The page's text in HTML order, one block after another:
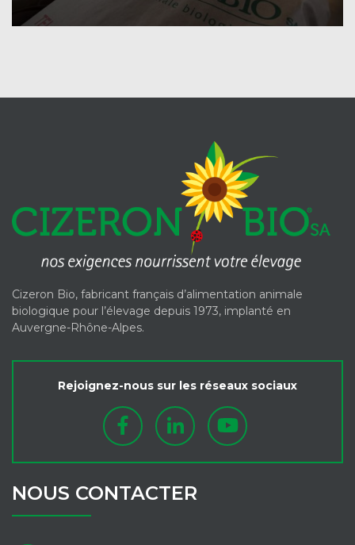
Cizeron Bio, fabricant français d’alimentation animale
biologique pour l’élevage depuis 1973, implanté en
Auvergne-Rhône-Alpes.
Rejoignez-nous sur les réseaux sociaux
NOUS CONTACTER